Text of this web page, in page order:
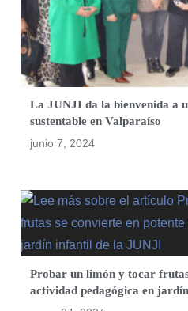
La JUNJI da la bienvenida a
sustentable en Valparaíso
junio 7, 2024
Probar un limón y tocar
actividad pedagógica en